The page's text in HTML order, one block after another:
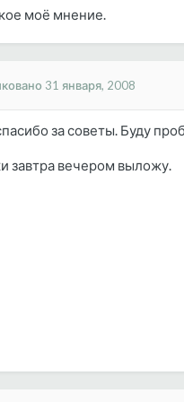
моё мнение.
31 января, 2008
за советы. Буду
завтра вечером выложу.